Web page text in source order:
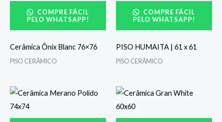
COMPRE FÁCIL
PELO WHATSAPP!
Cerâmica Ônix Blanc 76×76
PISO CERÂMICO
COMPRE FÁCIL
PELO WHATSAPP!
PISO HUMAITA | 61 x 61
PISO CERÂMICO